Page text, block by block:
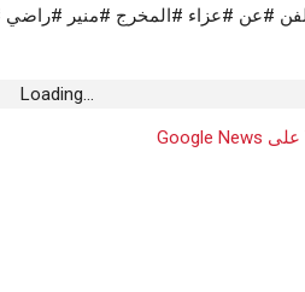
#عن #عزاء #المخرج #منير #راضي
Loading...